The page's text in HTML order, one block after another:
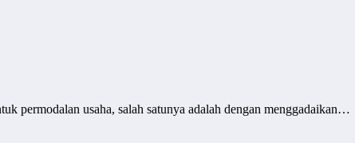
permodalan usaha, salah satunya adalah dengan menggadaikan…